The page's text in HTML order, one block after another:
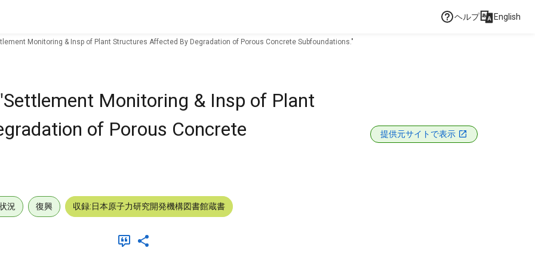
ヘルプ English
Monitoring & Insp of Plant Structures Affected By Degradation of Porous Concrete Subfoundations."
Monitoring & Insp of Plant
of Porous Concrete
提供元サイトで表示
況 復興 収録:日本原子力研究開発機構図書館蔵書